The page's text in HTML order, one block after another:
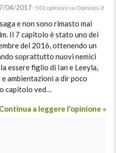
04/2017· 501 opinioni su Opinioni.it
e non sono rimasto mai
Il 7 capitolo è stato uno dei
del 2016, ottenendo un
soprattutto nuovi nemici
essere figlio di Ian e Leeyla,
ambientazioni a dir poco
capitolo ved…
Continua a leggere l'opinione »